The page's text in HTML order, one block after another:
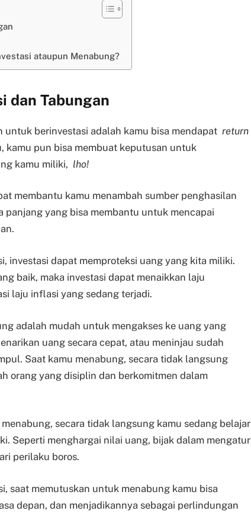
ataupun Menabung?
dan Tabungan
berinvestasi adalah kamu bisa mendapat return
kamu pun bisa membuat keputusan untuk
kamu miliki, lho!
membantu kamu menambah sumber penghasilan
panjang yang bisa membantu untuk mencapai
investasi dapat memproteksi uang yang kita miliki.
baik, maka investasi dapat menaikkan laju
laju inflasi yang sedang terjadi.
adalah mudah untuk mengakses ke uang yang
uang secara cepat, atau meninjau sudah
Saat kamu menabung, secara tidak langsung
orang yang disiplin dan berkomitmen dalam
secara tidak langsung kamu sedang belajar
Seperti menghargai nilai uang, bijak dalam mengatur
perilaku boros.
saat memutuskan untuk menabung kamu bisa
depan, dan menjadikannya sebagai perlindungan